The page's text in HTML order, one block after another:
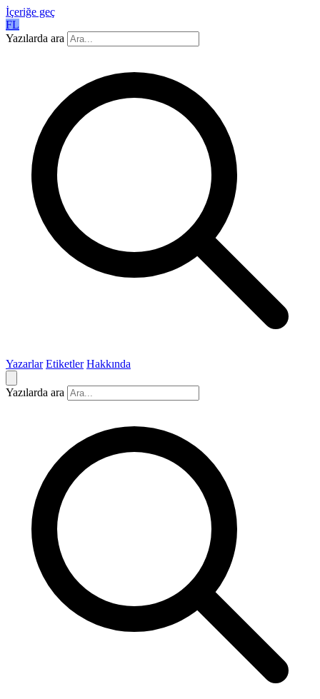
İçeriğe geç
FL
Yazılarda ara
Yazarlar Etiketler Hakkında
Yazılarda ara